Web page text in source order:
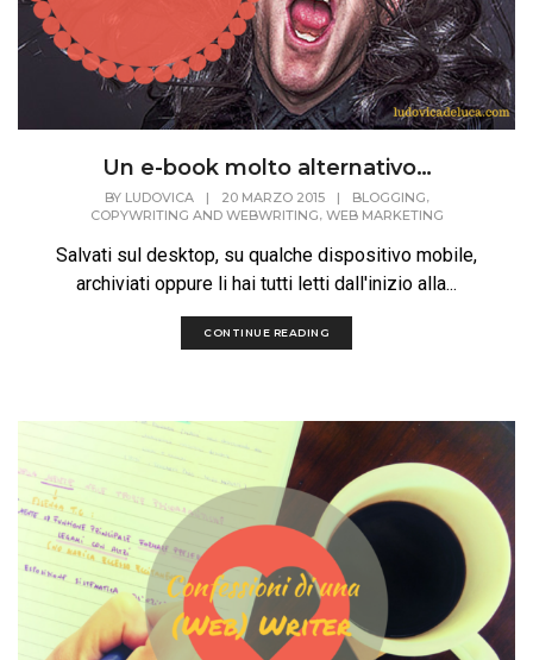
Un e-book molto alternativo…
BY LUDOVICA | 20 MARZO 2015 | BLOGGING
COPYWRITING AND WEBWRITING WEB MARKETING
Salvati sul desktop, su qualche dispositivo mobile,
archiviati oppure li hai tutti letti dall'inizio alla...
CONTINUE READING